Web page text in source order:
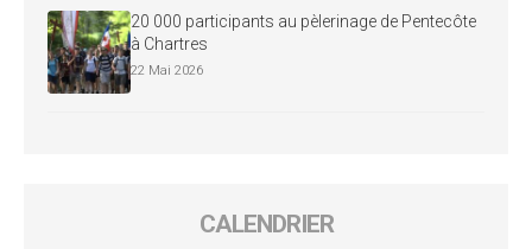
20 000 participants au pèlerinage de Pentecôte
à Chartres
22 Mai 2026
CALENDRIER